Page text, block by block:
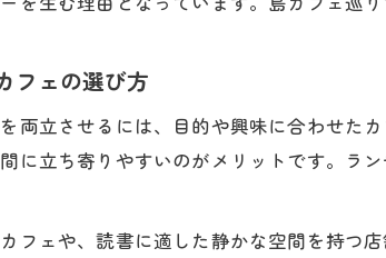
フェの選び方
両立させるには、目的や興味に合わせた
に立ち寄りやすいのがメリットです。ラ
フェや、読書に適した静かな空間を持つ